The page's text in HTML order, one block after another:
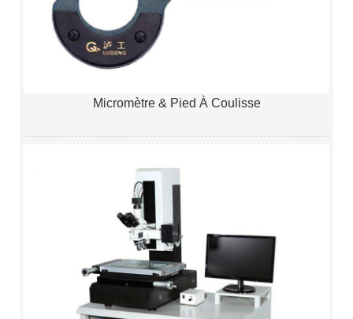
Micromètre & Pied À Coulisse